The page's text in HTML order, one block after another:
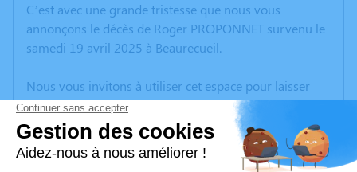
C’est avec une grande tristesse que nous vous
annonçons le décès de Roger PROPONNET survenu le
samedi 19 avril 2025 à Beaurecueil.
Nous vous invitons à utiliser cet espace pour laisser
vos condoléances, partager des photos souvenirs, une
anecdote ou exprimer vos pensées à travers des
poèmes ou des textes. Cet endroit est un lieu
d'expression dédié à honorer la mémoire de Roger